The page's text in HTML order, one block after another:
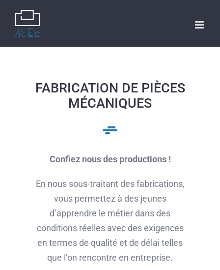
FABRICATION DE PIÈCES
MÉCANIQUES
Confiez nous des productions !
En nous sous-traitant des fabrications,
vous permettez à des jeunes
d’apprendre le métier dans des
conditions réelles avec des exigences
en termes de qualité et de délai telles
que l’on rencontre en entreprise.